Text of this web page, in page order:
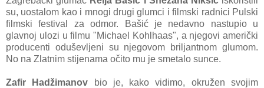
su, uostalom kao i mnogi drugi glumci i filmski radnici Pulski
filmski festival za odmor. Bašić je nedavno nastupio u
glavnoj ulozi u filmu "Michael Kohlhaas", a njegovi američki
producenti oduševljeni su njegovom briljantnom glumom.
No na Zlatnim stijenama očito mu je smetalo sunce.
Zafir Hadžimanov bio je, kako vidimo, okružen svojim